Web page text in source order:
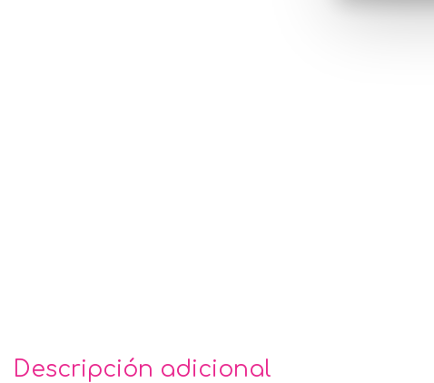
Descripción adicional